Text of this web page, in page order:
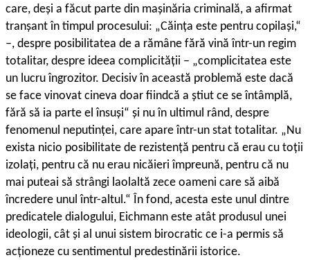
care, deși a făcut parte din mașinăria criminală, a afirmat
tranșant în timpul procesului: „Căința este pentru copilași,“
–, despre posibilitatea de a rămâne fără vină într-un regim
totalitar, despre ideea complicității – „complicitatea este
un lucru îngrozitor. Decisiv în această problemă este dacă
se face vinovat cineva doar fiindcă a știut ce se întâmplă,
fără să ia parte el însuși“ și nu în ultimul rând, despre
fenomenul neputinței, care apare într-un stat totalitar. „Nu
exista nicio posibilitate de rezistență pentru că erau cu toții
izolați, pentru că nu erau nicăieri împreună, pentru că nu
mai puteai să strângi laolaltă zece oameni care să aibă
încredere unul într-altul.“ În fond, acesta este unul dintre
predicatele dialogului, Eichmann este atât produsul unei
ideologii, cât și al unui sistem birocratic ce i-a permis să
acționeze cu sentimentul predestinării istorice.